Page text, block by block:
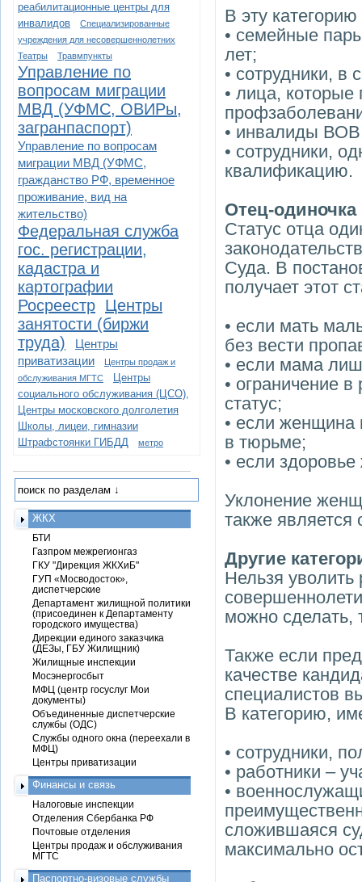
В эту
• семейные
лет;
• сотрудники,
• лица, которые
• инвалиды
• сотрудники,
квалификацию.
Отец-одиночка
Статус отца
Суда. В
получает этот
• если мать
без вести
• если мама
• ограничение
статус;
• если женщина
в тюрьме;
• если
Уклонение
также является
Другие
Нельзя уволить
можно сделать,
Также если
качестве
специалистов
В категорию,
• сотрудники,
• работники –
•
сложившаяся
максимально
реабилитационные центры для
инвалидов
Специализированные
учреждения для несовершеннолетних
Театры
Травмпункты
Управление по
вопросам миграции
МВД (УФМС, ОВИРы,
загранпаспорт)
Управление по вопросам
миграции МВД (УФМС,
гражданство РФ, временное
проживание, вид на
жительство)
Федеральная служба
гос. регистрации,
кадастра и
картографии
Росреестр Центры
занятости (биржи
труда)
Центры
приватизации
Центры продаж и
обслуживания МГТС
Центры
социального обслуживания (ЦСО),
Центры московского долголетия
Школы, лицеи, гимназии
Штрафстоянки ГИБДД
метро
ЖКХ
БТИ
Газпром межрегионгаз
ГКУ "Дирекция ЖКХиБ"
ГУП «Мосводосток»,
диспетчерские
Департамент жилищной политики
(присоединен к Департаменту
городского имущества)
Дирекции единого заказчика
(ДЕЗы, ГБУ Жилищник)
Жилищные инспекции
Мосэнергосбыт
МФЦ (центр госуслуг Мои
документы)
Объединенные диспетчерские
службы (ОДС)
Службы одного окна (переехали в
МФЦ)
Центры приватизации
Финансы и связь
Налоговые инспекции
Отделения Сбербанка РФ
Почтовые отделения
Центры продаж и обслуживания
МГТС
Паспортно-визовые службы